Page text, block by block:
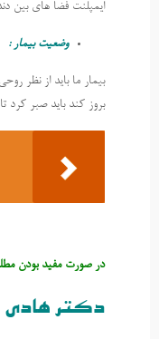
ایمپلنت فضا های بین
وضعیت بیمار :
بیمار ما باید از نظر
بروز کند باید صبر کرد
در صورت مفید بودن
دکتر